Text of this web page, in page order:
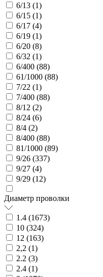
6/13 (1)
6/15 (1)
6/17 (4)
6/19 (1)
6/20 (8)
6/32 (1)
6/400 (88)
61/1000 (88)
7/22 (1)
7/400 (88)
8/12 (2)
8/24 (6)
8/4 (2)
8/400 (88)
81/1000 (89)
9/26 (337)
9/27 (4)
9/29 (12)
Диаметр проволки
1.4 (1673)
10 (324)
12 (163)
2,2 (1)
2.2 (3)
2.4 (1)